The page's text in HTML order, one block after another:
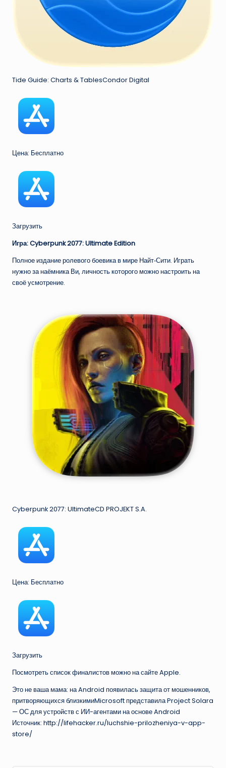
Tide Guide: Charts & TablesCondor Digital
Цена: Бесплатно
Загрузить
Игра: Cyberpunk 2077: Ultimate Edition
Полное издание ролевого боевика в мире Найт‑Сити. Играть
нужно за наёмника Ви, личность которого можно настроить на
своё усмотрение.
Cyberpunk 2077: UltimateCD PROJEKT S.A.
Цена: Бесплатно
Загрузить
Посмотреть список финалистов можно на сайте Apple.
Это не ваша мама: на Android появилась защита от мошенников,
притворяющихся близкимиMicrosoft представила Project Solara
— ОС для устройств с ИИ-агентами на основе Android
Источник: http://lifehacker.ru/luchshie-prilozheniya-v-app-
store/